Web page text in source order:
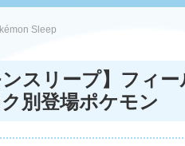
Sleep
ンスリープ】フィ
別登場ポケモン